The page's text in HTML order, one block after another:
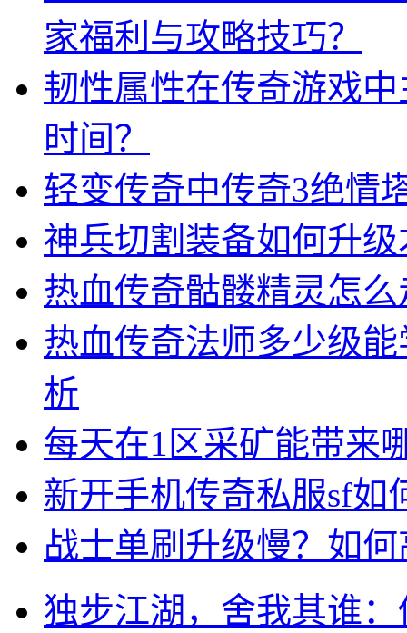
家福利与攻略技巧？
韧性属性在传奇游戏
时间？
轻变传奇中传奇3绝情
神兵切割装备如何升
热血传奇骷髅精灵怎
热血传奇法师多少级
析
每天在1区采矿能带来
新开手机传奇私服sf如
战士单刷升级慢？如
独步江湖，舍我其谁